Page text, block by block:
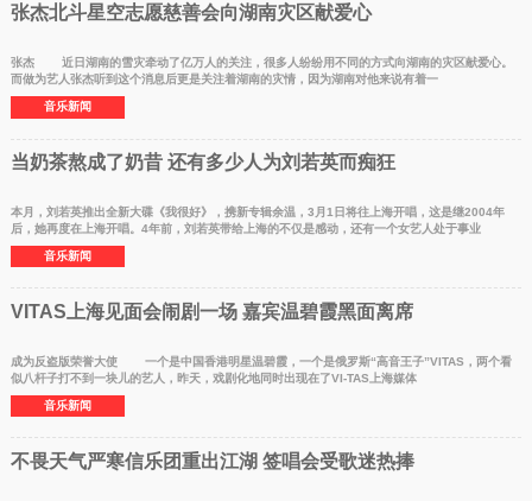
张杰北斗星空志愿慈善会向湖南灾区献爱心
张杰 近日湖南的雪灾牵动了亿万人的关注，很多人纷纷用不同的方式向湖南的灾区献爱心。
而做为艺人张杰听到这个消息后更是关注着湖南的灾情，因为湖南对他来说有着一
音乐新闻
当奶茶熬成了奶昔 还有多少人为刘若英而痴狂
本月，刘若英推出全新大碟《我很好》，携新专辑余温，3月1日将往上海开唱，这是继2004年
后，她再度在上海开唱。4年前，刘若英带给上海的不仅是感动，还有一个女艺人处于事业
音乐新闻
VITAS上海见面会闹剧一场 嘉宾温碧霞黑面离席
成为反盗版荣誉大使 一个是中国香港明星温碧霞，一个是俄罗斯“高音王子”VITAS，两个看
似八杆子打不到一块儿的艺人，昨天，戏剧化地同时出现在了VI-TAS上海媒体
音乐新闻
不畏天气严寒信乐团重出江湖 签唱会受歌迷热捧